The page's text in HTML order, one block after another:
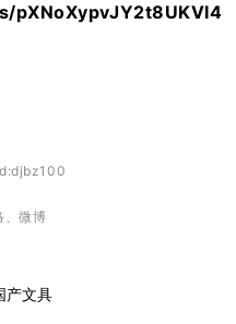
pXNoXypvJY2t8UKVI4
、微博
产文具